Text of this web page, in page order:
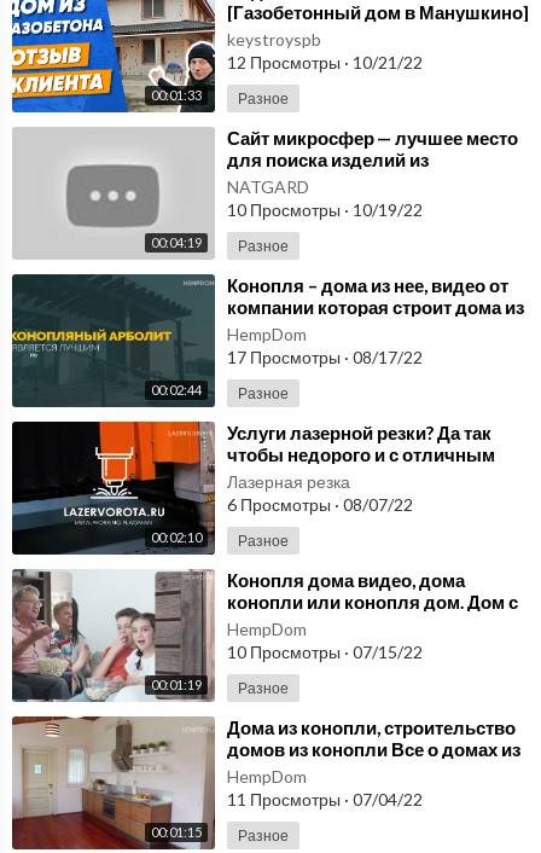
ь улыбку и смех.
#рассмешикомика #рассмешисмешного #лучшиешутки #кварт
ал95 #стендап #угарныешутки #смешноевидео #приколы #луч
шиеприколы #юмор #шутки #шоу #самыесмешные #лучшие
00:01:33
[Газобетонный дом в Манушкино]
Строительство частного дома из
газобетона в СПб
keystroyspb
12 Просмотры · 10/21/22
Разное
00:04:19
⁣Сайт микросфер — лучшее место
для поиска изделий из
микросфер, в том числе
компании Артрейд.
NATGARD
10 Просмотры · 10/19/22
Разное
00:02:44
⁣Конопля – дома из нее, видео от
компании которая строит дома из
конопли по всей России
HEMPDOM.ru
HempDom
17 Просмотры · 08/17/22
Разное
00:02:10
⁣Услуги лазерной резки? Да так
чтобы недорого и с отличным
качеством? Реально? Узнать и
подтвердить!
Лазерная резка
6 Просмотры · 08/07/22
Разное
00:01:19
⁣Конопля дома видео, дома
конопли или конопля дом. Дом с
конопли, строительства дома из
конопли!
HempDom
10 Просмотры · 07/15/22
Разное
00:01:15
⁣Дома из конопли, строительство
домов из конопли Все о домах из
костры конопли, конопля дома
видео!
HempDom
11 Просмотры · 07/04/22
Разное